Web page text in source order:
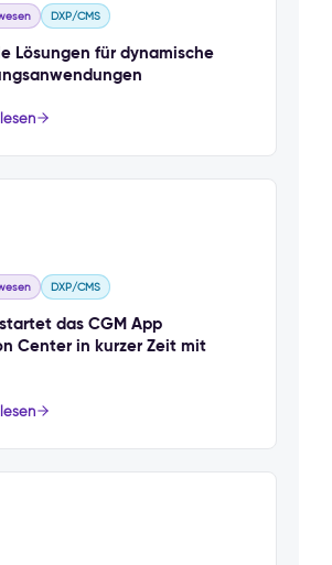
DXP/CMS
Lösungen für dynamische
DXP/CMS
das CGM App
Center in kurzer Zeit mit